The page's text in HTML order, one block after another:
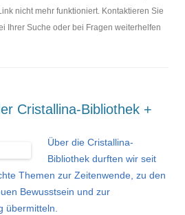
nicht mehr funktioniert. Kontaktieren Sie
Ihrer Suche oder bei Fragen weiterhelfen
Cristallina-Bibliothek +
Über die Cristallina-
Bibliothek durften wir seit
Themen zur Zeitenwende, zu den
Bewusstsein und zur
übermitteln.